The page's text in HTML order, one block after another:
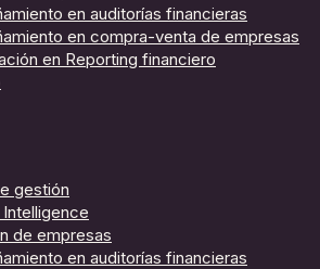
en auditorías financieras
en compra-venta de empresas
en Reporting financiero
gestión
de empresas
en auditorías financieras